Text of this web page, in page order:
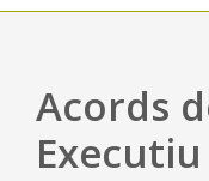
Acords
Executiu